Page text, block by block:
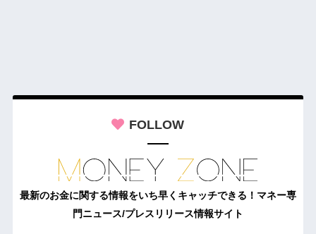
FOLLOW
最新のお金に関する情報をいち早くキャッチできる！マネー専
門ニュース/プレスリリース情報サイト